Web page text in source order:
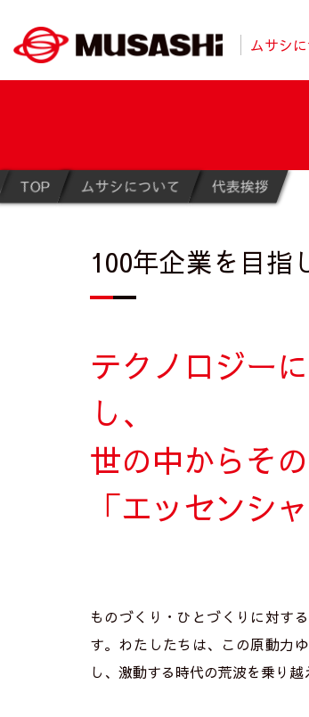
ムサシ
TOP ムサシについて 代表挨拶
100年企業を目指
テクノロジー
し、
世の中からそ
「エッセンシ
ものづくり・ひとづくりに対す
す。わたしたちは、この原動力
し、激動する時代の荒波を乗り